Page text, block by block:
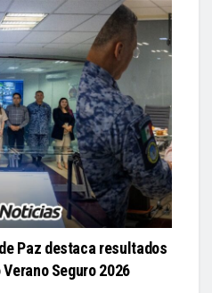
Paz destaca resultados
Seguro 2026